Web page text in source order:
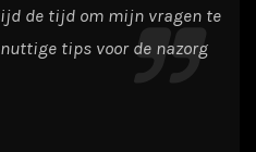
de tijd om mijn vragen te
tips voor de nazorg